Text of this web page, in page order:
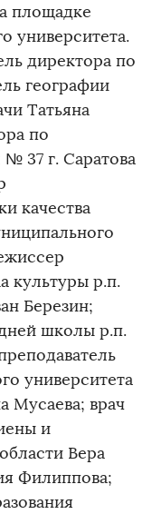
площадке
университета.
директора по
географии
Татьяна
по
37 г. Саратова
качества
культуры р.п.
Березин;
школы р.п.
университета
Мусаева; врач
и
Вера
Филиппова;